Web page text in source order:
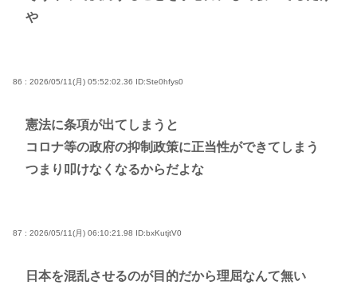
や
86 : 2026/05/11(月) 05:52:02.36 ID:Ste0hfys0
憲法に条項が出てしまうと
コロナ等の政府の抑制政策に正当性ができてしまう
つまり叩けなくなるからだよな
87 : 2026/05/11(月) 06:10:21.98 ID:bxKutjtV0
日本を混乱させるのが目的だから理屈なんて無い